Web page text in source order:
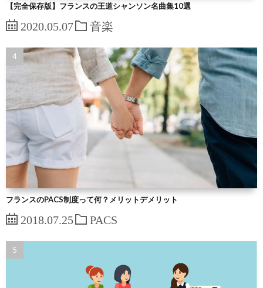
【完全保存版】フランスの王道シャンソン名曲集10選
2020.05.07 音楽
フランスのPACS制度って何？メリットデメリット
2018.07.25 PACS